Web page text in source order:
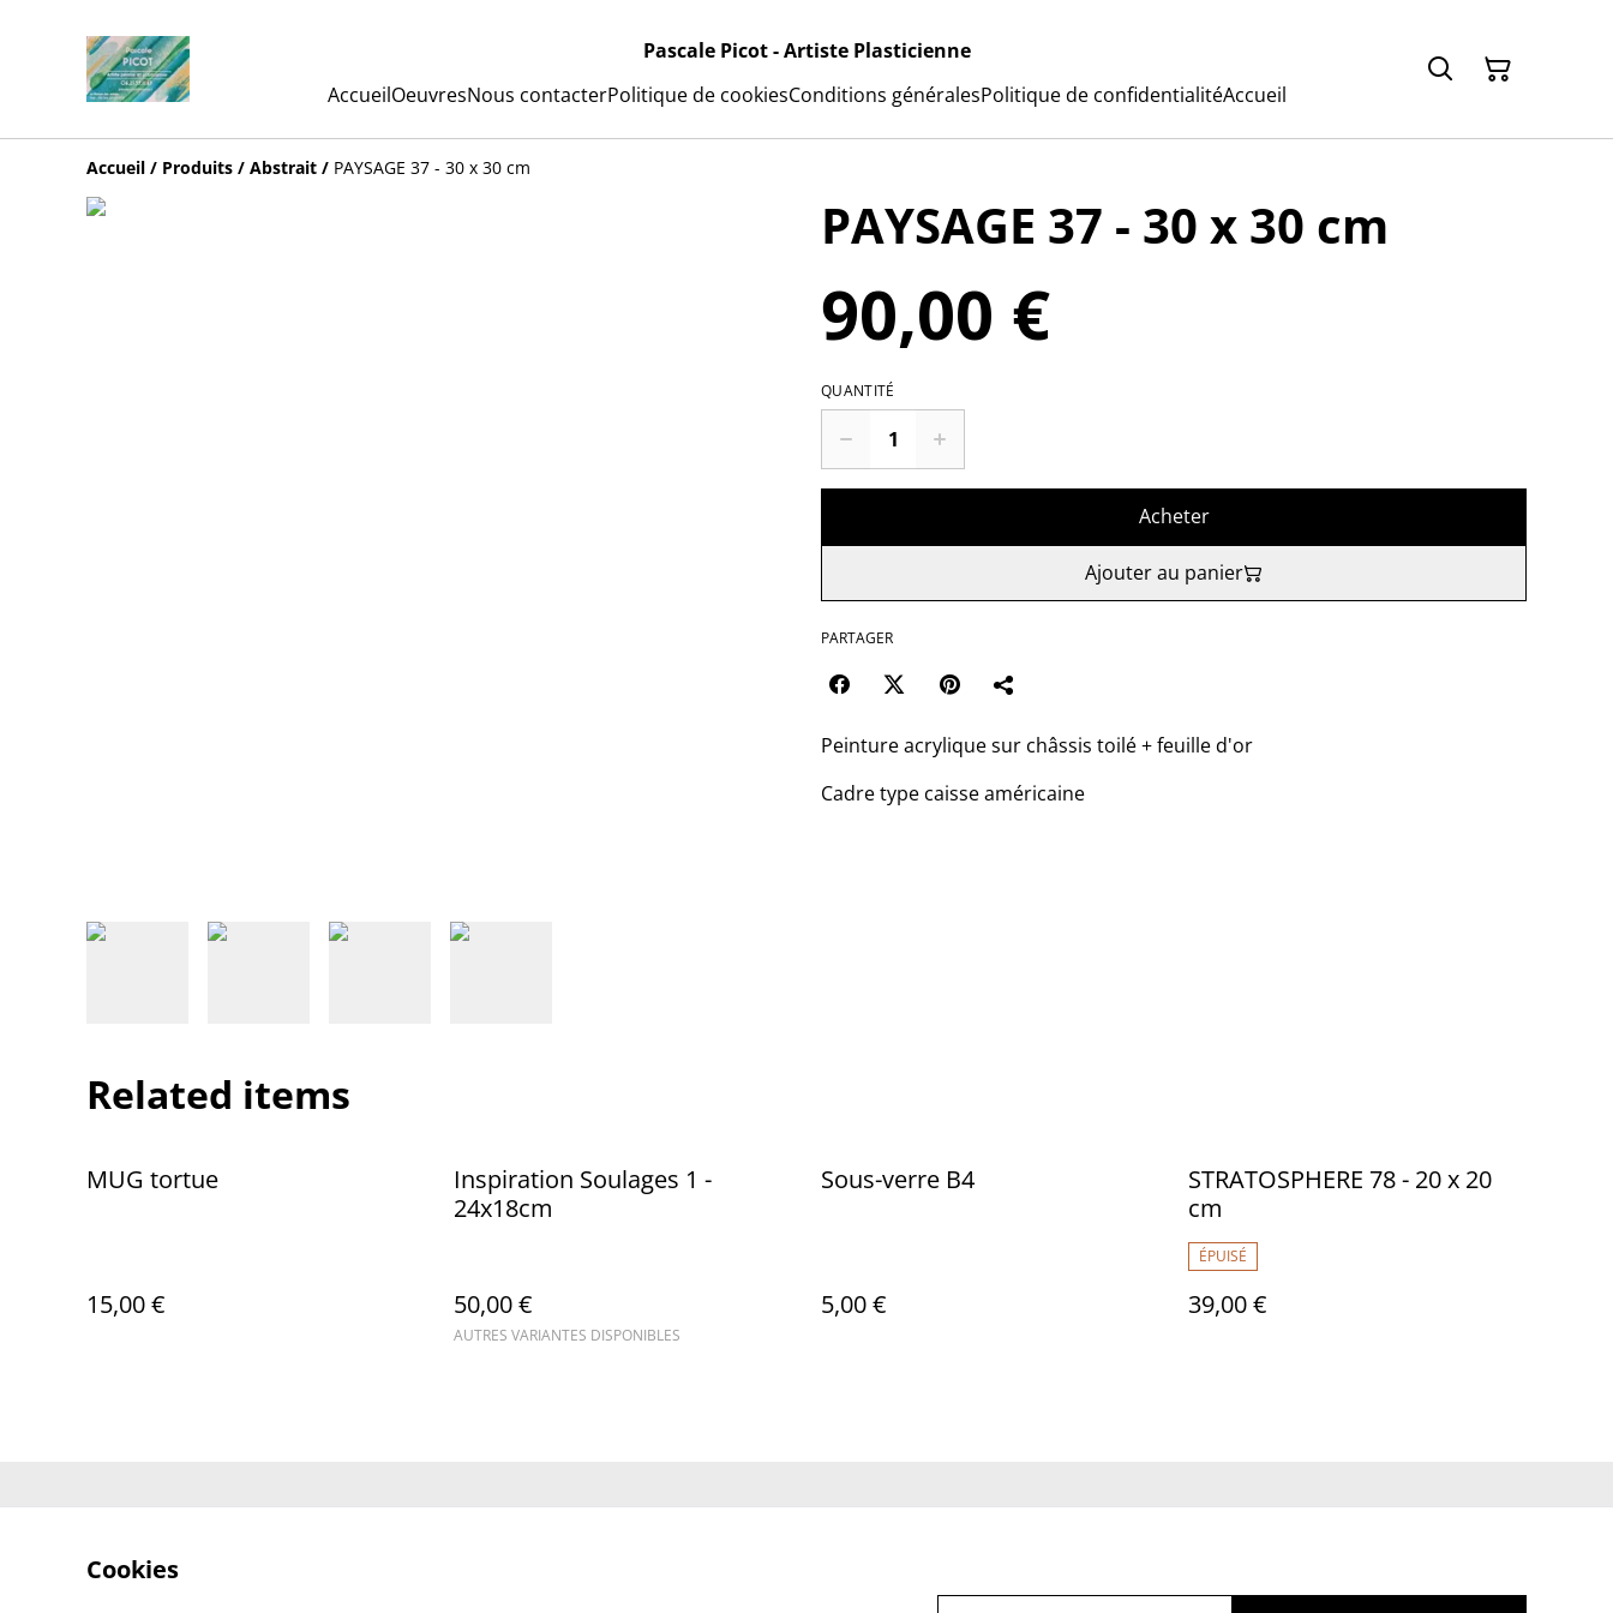
Pascale Picot - Artiste Plasticienne
AccueilOeuvresNous contacterPolitique de cookiesConditions généralesPolitique de confidentialitéAccueil
Accueil / Produits / Abstrait / PAYSAGE 37 - 30 x 30 cm
PAYSAGE 37 - 30 x 30 cm
90,00 €
QUANTITÉ
Acheter
Ajouter au panier
PARTAGER
Peinture acrylique sur châssis toilé + feuille d'or
Cadre type caisse américaine
Related items
MUG tortue
15,00 €
Inspiration Soulages 1 -
24x18cm
50,00 €
AUTRES VARIANTES DISPONIBLES
Sous-verre B4
5,00 €
STRATOSPHERE 78 - 20 x 20
cm
ÉPUISÉ
39,00 €
Cookies